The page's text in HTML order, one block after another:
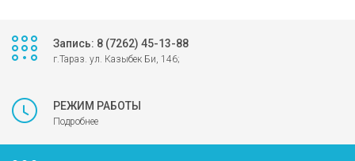
Запись: 8 (7262) 45-13-88
г.Тараз. ул. Казыбек Би, 146;
РЕЖИМ РАБОТЫ
Подробнее